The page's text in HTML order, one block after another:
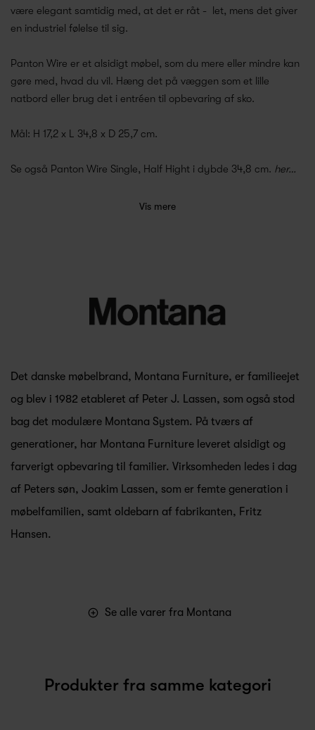
være elegant samtidig med, at det er råt - let, mens det giver
en industriel følelse til sig.
Panton Wire er et alsidigt møbel, som du mere eller mindre kan
gøre med, hvad du vil. Hæng det på væggen som et lille
natbord eller brug det i entréen til opbevaring af sko.
Mål: H 17,2 x L 34,8 x D 25,7 cm.
Se også Panton Wire Single, Half Hight i dybde 34,8 cm. her…
Vis mere
Det danske møbelbrand, Montana Furniture, er familieejet
og blev i 1982 etableret af Peter J. Lassen, som også stod
bag det modulære Montana System. På tværs af
generationer, har Montana Furniture leveret alsidigt og
farverigt opbevaring til familier. Virksomheden ledes i dag
af Peters søn, Joakim Lassen, som er femte generation i
møbelfamilien, samt oldebarn af fabrikanten, Fritz
Hansen.
Se alle varer fra Montana
Produkter fra samme kategori